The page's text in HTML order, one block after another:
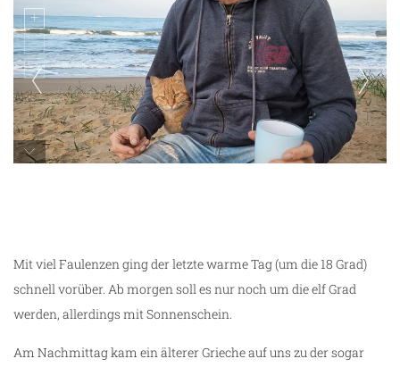
Mit viel Faulenzen ging der letzte warme Tag (um die 18 Grad)
schnell vorüber. Ab morgen soll es nur noch um die elf Grad
werden, allerdings mit Sonnenschein.
Am Nachmittag kam ein älterer Grieche auf uns zu der sogar